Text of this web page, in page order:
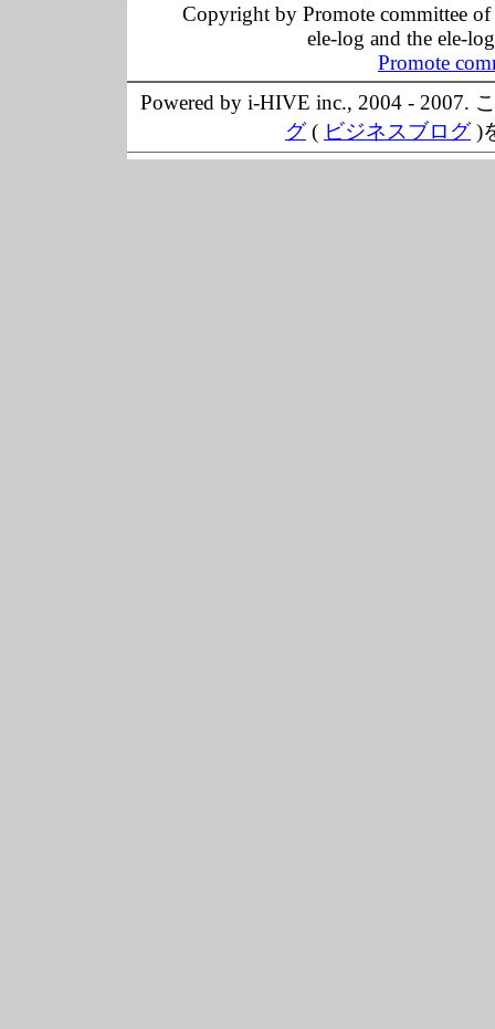
Copyright by Promote committee
ele-log and the ele-
Promote
Powered by i-HIVE inc., 2004 - 2007.
グ( ビジネスブログ)